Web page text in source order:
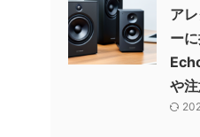
ア
ー
や